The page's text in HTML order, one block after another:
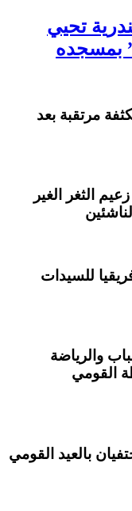
تحيي
بمسجده
مرتقبة بعد
الثغر الغير
للسيدات
والرياضة
القومي
بالعيد القومي